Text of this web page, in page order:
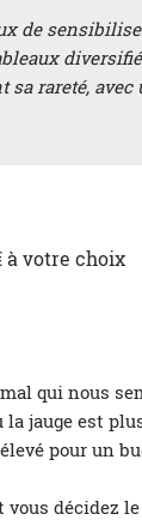
de
rareté,
à votre choix
qui nous
jauge est
pour un
décidez le